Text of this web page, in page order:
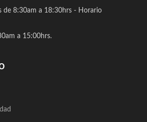
de 8:30am a 18:30hrs - Horario
a 15:00hrs.